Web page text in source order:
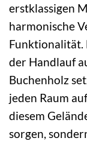
erstklassigen
harmonische
Funktionalität.
der Handlauf
Buchenholz
jeden Raum
diesem
sorgen,